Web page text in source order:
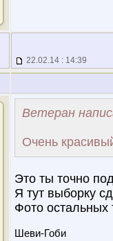
22.02.14 : 14:39
Ветеран
Очень
Это ты точно
Я тут выборку
Фото остальных
Шеви-Гоби